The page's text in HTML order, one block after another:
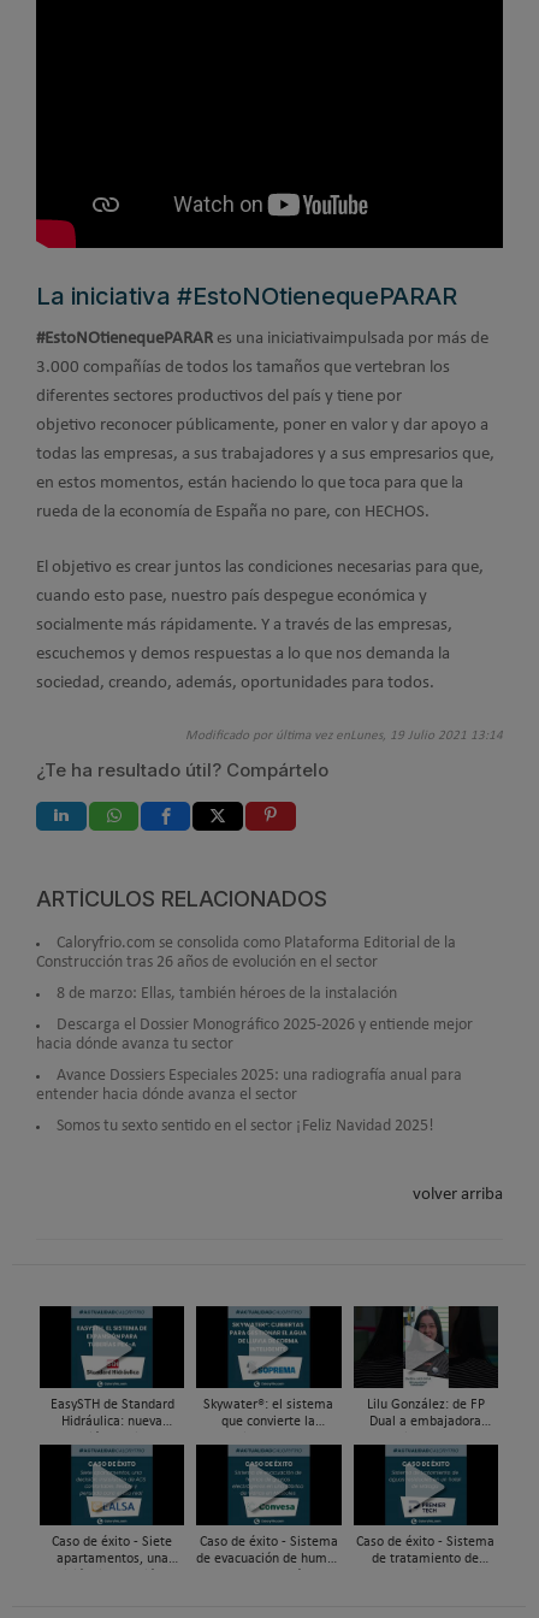
La iniciativa #EstoNOtienequePARAR
#EstoNOtienequePARAR es una iniciativaimpulsada por más de
3.000 compañías de todos los tamaños que vertebran los
diferentes sectores productivos del país y tiene por
objetivo reconocer públicamente, poner en valor y dar apoyo a
todas las empresas, a sus trabajadores y a sus empresarios que,
en estos momentos, están haciendo lo que toca para que la
rueda de la economía de España no pare, con HECHOS.
El objetivo es crear juntos las condiciones necesarias para que,
cuando esto pase, nuestro país despegue económica y
socialmente más rápidamente. Y a través de las empresas,
escuchemos y demos respuestas a lo que nos demanda la
sociedad, creando, además, oportunidades para todos.
Modificado por última vez enLunes, 19 Julio 2021 13:14
¿Te ha resultado útil? Compártelo
ARTÍCULOS RELACIONADOS
Caloryfrio.com se consolida como Plataforma Editorial de la
Construcción tras 26 años de evolución en el sector
8 de marzo: Ellas, también héroes de la instalación
Descarga el Dossier Monográfico 2025-2026 y entiende mejor
hacia dónde avanza tu sector
Avance Dossiers Especiales 2025: una radiografía anual para
entender hacia dónde avanza el sector
Somos tu sexto sentido en el sector ¡Feliz Navidad 2025!
volver arriba
EasySTH de Standard
Hidráulica: nueva
de expansión para
tuberías PEX
Skywater®: el sistema
que convierte la
infraestructura activa de
gestión del agua...
Lilu González: de FP
Dual a embajadora
| Mecatrónica Industrial
Caso de éxito - Siete
apartamentos, una
Caso de éxito - Sistema
de evacuación de humos
Caso de éxito - Sistema
de tratamiento de